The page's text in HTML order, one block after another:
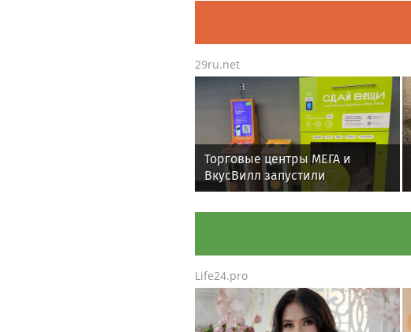
29ru.net
Торговые центры МЕГА и
ВкусВилл запустили
совместный проект по
раздельному сбору вторсырья
Life24.pro